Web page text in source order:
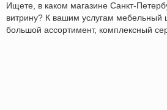
Ищете, в каком магазине Санкт-
витрину? К вашим услугам мебельный
большой ассортимент, комплексный